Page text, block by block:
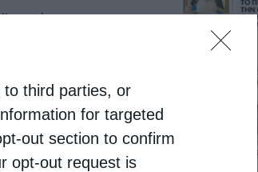
third parties, or
for targeted
out section to confirm
opt-out request is
μέσα στο
πατρός ημών